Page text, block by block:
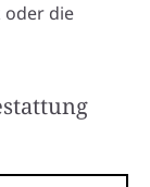
oder die